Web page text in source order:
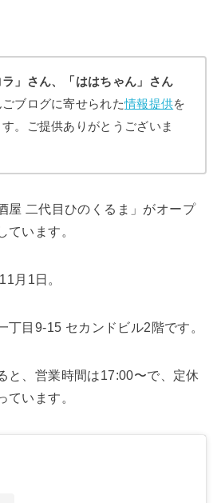
」さん、「ははちゃん」さん
ブログに寄せられた情報提供を
。ご提供ありがとうございま
屋 二代目ひのくるま」がオープ
ています。
月1日。
丁目9-15 セカンドビル2階です。
と、営業時間は17:00〜で、定休
ています。